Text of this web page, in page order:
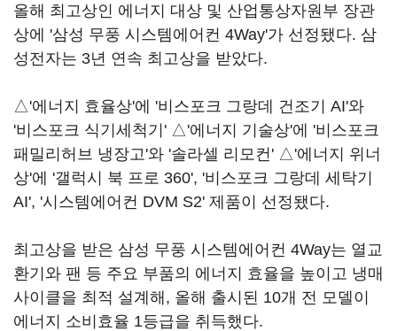
올해 최고상인 에너지 대상 및 산업통상자원부 장관
상에 '삼성 무풍 시스템에어컨 4Way'가 선정됐다. 삼
성전자는 3년 연속 최고상을 받았다.
△'에너지 효율상'에 '비스포크 그랑데 건조기 AI'와
'비스포크 식기세척기' △'에너지 기술상'에 '비스포크
패밀리허브 냉장고'와 '솔라셀 리모컨' △'에너지 위너
상'에 '갤럭시 북 프로 360', '비스포크 그랑데 세탁기
AI', '시스템에어컨 DVM S2' 제품이 선정됐다.
최고상을 받은 삼성 무풍 시스템에어컨 4Way는 열교
환기와 팬 등 주요 부품의 에너지 효율을 높이고 냉매
사이클을 최적 설계해, 올해 출시된 10개 전 모델이
에너지 소비효율 1등급을 취득했다.